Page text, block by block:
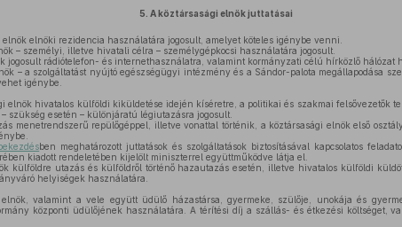
5. A köztársasági elnök juttatásai
elnök elnöki rezidencia használatára jogosult, amelyet köteles igénybe venni.
– személyi, illetve hivatali célra – személygépkocsi használatára jogosult.
jogosult rádiótelefon- és internethasználatra, valamint kormányzati célú hírközlő hálózat
– a szolgáltatást nyújtó egészségügyi intézmény és a Sándor-palota megállapodása
igénybe.
elnök hivatalos külföldi kiküldetése idején kíséretre, a politikai és szakmai felsővezetők
szükség esetén – különjáratú légiutazásra jogosult.
menetrendszerű repülőgéppel, illetve vonattal történik, a köztársasági elnök első
ben meghatározott juttatások és szolgáltatások biztosításával kapcsolatos
kiadott rendeletében kijelölt miniszterrel együttműködve látja el.
külföldre utazás és külföldről történő hazautazás esetén, illetve hivatalos külföldi
helyiségek használatára.
elnök, valamint a vele együtt üdülő házastársa, gyermeke, szülője, unokája és
központi üdülőjének használatára. A térítési díj a szállás- és étkezési költséget,